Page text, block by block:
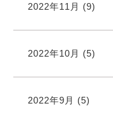
2022年11月 (9)
2022年10月 (5)
2022年9月 (5)